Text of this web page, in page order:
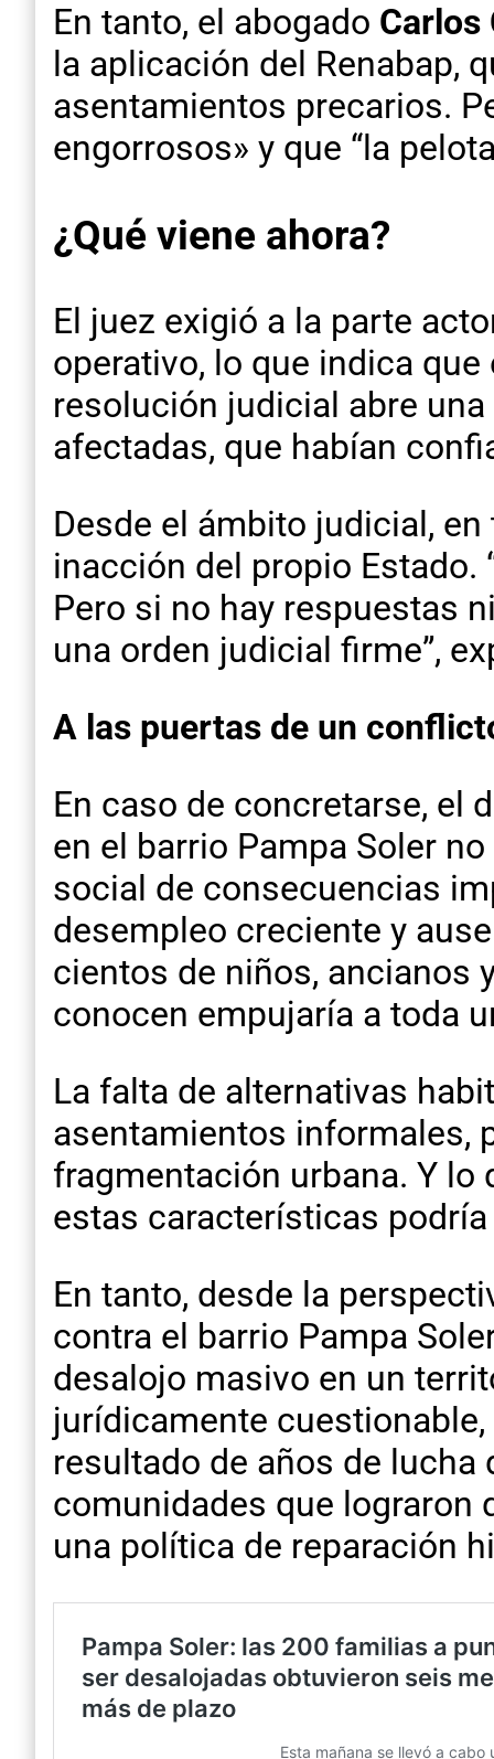
En tanto, el abogado Carlos
la aplicación del Renabap,
asentamientos precarios.
engorrosos» y que “la
¿Qué viene ahora?
El juez exigió a la parte
operativo, lo que indica
resolución judicial abre
afectadas, que habían
Desde el ámbito judicial,
inacción del propio
Pero si no hay respuestas
una orden judicial firme”,
A las puertas de un
En caso de concretarse, el
en el barrio Pampa Soler
social de consecuencias
desempleo creciente y
cientos de niños, ancianos
conocen empujaría a toda
La falta de alternativas
asentamientos informales,
fragmentación urbana. Y lo
estas características
En tanto, desde la
contra el barrio Pampa
desalojo masivo en un
jurídicamente
resultado de años de
comunidades que lograron
una política de reparación